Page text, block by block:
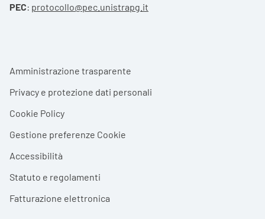
PEC: protocollo@pec.unistrapg.it
Footer menu
Amministrazione trasparente
Privacy e protezione dati personali
Cookie Policy
Gestione preferenze Cookie
Accessibilità
Statuto e regolamenti
Fatturazione elettronica